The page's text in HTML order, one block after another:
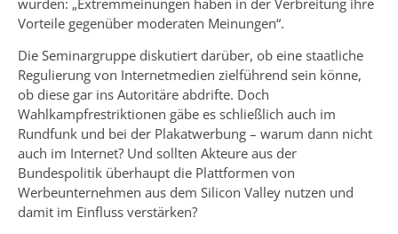
würden: „Extremmeinungen haben in der Verbreitung ihre
Vorteile gegenüber moderaten Meinungen“.
Die Seminargruppe diskutiert darüber, ob eine staatliche
Regulierung von Internetmedien zielführend sein könne,
ob diese gar ins Autoritäre abdrifte. Doch
Wahlkampfrestriktionen gäbe es schließlich auch im
Rundfunk und bei der Plakatwerbung – warum dann nicht
auch im Internet? Und sollten Akteure aus der
Bundespolitik überhaupt die Plattformen von
Werbeunternehmen aus dem Silicon Valley nutzen und
damit im Einfluss verstärken?